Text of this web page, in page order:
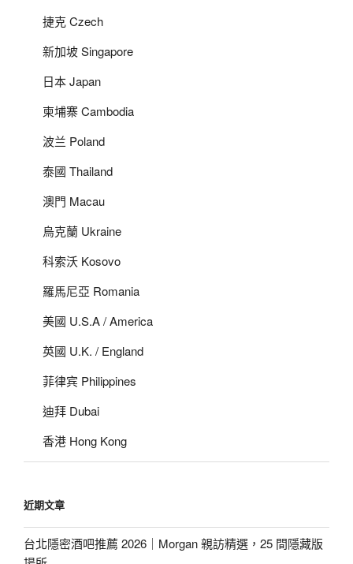
捷克 Czech
新加坡 Singapore
日本 Japan
柬埔寨 Cambodia
波兰 Poland
泰國 Thailand
澳門 Macau
烏克蘭 Ukraine
科索沃 Kosovo
羅馬尼亞 Romania
美國 U.S.A / America
英國 U.K. / England
菲律宾 Philippines
迪拜 Dubai
香港 Hong Kong
近期文章
台北隱密酒吧推薦 2026｜Morgan 親訪精選，25 間隱藏版